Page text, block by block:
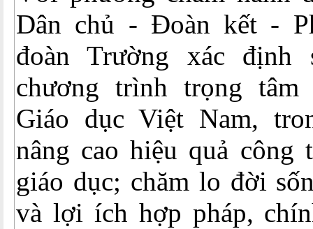
Dân chủ - Đoàn kết -
đoàn Trường xác định
chương trình trọng tâm
Giáo dục Việt Nam,
nâng cao hiệu quả công
giáo dục; chăm lo đời
và lợi ích hợp pháp,